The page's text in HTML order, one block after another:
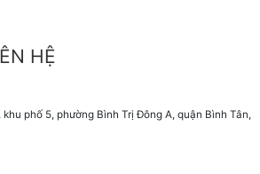
HỆ
phố 5, phường Bình Trị Đông A, quận Bình Tân,